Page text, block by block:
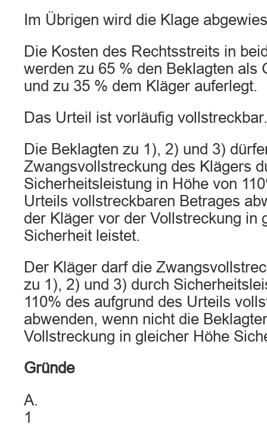
Im Übrigen wird die Klage
Die Kosten des Rechtsstreits in
werden zu 65 % den Beklagten als
und zu 35 % dem Kläger auferlegt.
Das Urteil ist vorläufig vollstreckbar.
Die Beklagten zu 1), 2) und 3)
Zwangsvollstreckung des Klägers
Sicherheitsleistung in Höhe von
Urteils vollstreckbaren Betrages
der Kläger vor der Vollstreckung in
Sicherheit leistet.
Der Kläger darf die
zu 1), 2) und 3) durch
110% des aufgrund des Urteils
abwenden, wenn nicht die
Vollstreckung in gleicher Höhe
Gründe
A.
1